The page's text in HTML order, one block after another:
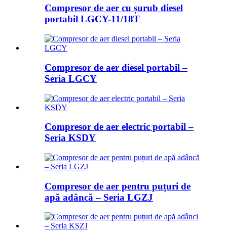
Compresor de aer cu șurub diesel
portabil LGCY-11/18T
Compresor de aer diesel portabil –
Seria LGCY
Compresor de aer electric portabil –
Seria KSDY
Compresor de aer pentru puțuri de
apă adâncă – Seria LGZJ